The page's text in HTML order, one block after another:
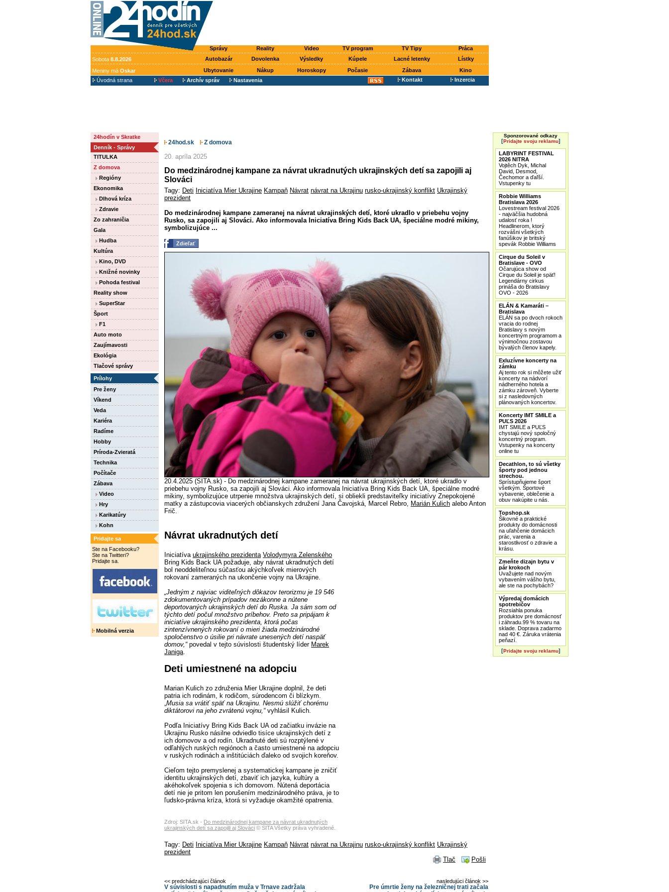
Správy Reality Video TV program TV Tipy
Práca
Sobota 8.8.2026 Autobazár Dovolenka Výsledky Kúpele Lacné letenky
Lístky
Meniny má Oskar Ubytovanie Nákup Horoskopy Počasie Zábava
Kino
Úvodná strana
Včera Archív správ Nastavenia Kontakt Inzercia
24hodín v Skratke
Denník - Správy
TITULKA
Z domova
Regióny
Ekonomika
Dlhová kríza
Zdravie
Zo zahraničia
Gala
Hudba
Kultúra
Kino, DVD
Knižné novinky
Pohoda festival
Reality show
SuperStar
Šport
F1
Auto moto
Zaujímavosti
Ekológia
Tlačové správy
Prílohy
Pre ženy
Víkend
Veda
Kariéra
Radíme
Hobby
Príroda-Zvieratá
Technika
Počítače
Zábava
Video
Hry
Karikatúry
Kohn
Pridajte sa
Ste na Facebooku?
Ste na Twitteri?
Pridajte sa.
Mobilná verzia
24hod.sk Z domova
20. apríla 2025
Do medzinárodnej kampane za návrat ukradnutých ukrajinských detí sa zapojili aj
Slováci
Tagy: Deti Iniciatíva Mier Ukrajine Kampaň Návrat návrat na Ukrajinu rusko-ukrajinský konflikt Ukrajinský
prezident
Do medzinárodnej kampane zameranej na návrat ukrajinských detí, ktoré ukradlo v priebehu vojny
Rusko, sa zapojili aj Slováci. Ako informovala Iniciatíva Bring Kids Back UA, špeciálne modré mikiny,
symbolizujúce ...
Zdieľať
20.4.2025 (SITA.sk) - Do medzinárodnej kampane zameranej na návrat ukrajinských detí, ktoré ukradlo v
priebehu vojny Rusko, sa zapojili aj Slováci. Ako informovala Iniciatíva Bring Kids Back UA, špeciálne modré
mikiny, symbolizujúce utrpenie množstva ukrajinských detí, si obliekli predstaviteľky iniciatívy Znepokojené
matky a zástupcovia viacerých občianskych združení Jana Čavojská, Marcel Rebro, Marián Kulich alebo Anton
Frič.
Návrat ukradnutých detí
Iniciatíva ukrajinského prezidenta Volodymyra Zelenského
Bring Kids Back UA požaduje, aby návrat ukradnutých detí
bol neoddeliteľnou súčasťou akýchkoľvek mierových
rokovaní zameraných na ukončenie vojny na Ukrajine.
„Jedným z najviac viditeľných dôkazov terorizmu je 19 546
zdokumentovaných prípadov nezákonne a nútene
deportovaných ukrajinských detí do Ruska. Ja sám som od
týchto detí počul množstvo príbehov. Preto sa pripájam k
iniciatíve ukrajinského prezidenta, ktorá počas
zintenzívnených rokovaní o mieri žiada medzinárodné
spoločenstvo o úsilie pri návrate unesených detí naspäť
domov,“povedal v tejto súvislosti študentský líder Marek
Janiga.
Deti umiestnené na adopciu
Marian Kulich zo združenia Mier Ukrajine doplnil, že deti
patria ich rodinám, k rodičom, súrodencom či blízkym.
„Musia sa vrátiť späť na Ukrajinu. Nesmú slúžiť chorému
diktátorovi na jeho zvrátenú vojnu,“vyhlásil Kulich.
Podľa Iniciatívy Bring Kids Back UA od začiatku invázie na
Ukrajinu Rusko násilne odviedlo tisíce ukrajinských detí z
ich domovov a od rodín. Ukradnuté deti sú rozptýlené v
odľahlých ruských regiónoch a často umiestnené na adopciu
v ruských rodinách a inštitúciách ďaleko od svojich koreňov.
Cieľom tejto premyslenej a systematickej kampane je zničiť
identitu ukrajinských detí, zbaviť ich jazyka, kultúry a
akéhokoľvek spojenia s ich domovom. Nútená deportácia
detí nie je pritom len porušením medzinárodného práva, je to
ľudsko-právna kríza, ktorá si vyžaduje okamžité opatrenia.
Zdroj: SITA.sk - Do medzinárodnej kampane za návrat ukradnutých
ukrajinských detí sa zapojili aj Slováci © SITA Všetky práva vyhradené.
Tagy: Deti Iniciatíva Mier Ukrajine Kampaň Návrat návrat na Ukrajinu rusko-ukrajinský konflikt Ukrajinský
prezident
Tlač
Pošli
nasledujúci článok >>
Pre úmrtie ženy na železničnej trati začala
<< predchádzajúci článok
V súvislosti s napadnutím muža v Trnave zadržala
Sponzorované odkazy
[Pridajte svoju reklamu]
LABYRINT FESTIVAL
2026 NITRA
Vojtěch Dyk, Michal
David, Desmod,
Čechomor a ďaľší.
Vstupenky tu
Robbie Williams
Bratislava 2026
Lovestream festival 2026
- najväčšia hudobná
udalosť roka !
Headlinerom, ktorý
rozvášni všetkých
fanúšikov je britský
spevák Robbie Williams
Cirque du Soleil v
Bratislave - OVO
Očarujúca show od
Cirque du Soleil je späť!
Legendárny cirkus
prináša do Bratislavy
OVO - 2026
ELÁN & Kamaráti –
Bratislava
ELÁN sa po dvoch rokoch
vracia do rodnej
Bratislavy s novým
koncertným programom a
výnimočnou zostavou
bývalých členov kapely.
Exluzívne koncerty na
zámku
Aj tento rok si môžete užiť
koncerty na nádvorí
nádherného hotela a
zámku zároveň. Vyberte
si z nasledovných
plánovaných koncertov.
Koncerty IMT SMILE a
PUĽS 2026
IMT SMILE a PUĽS
chystajú nový spoločný
koncertný program.
Vstupenky na koncerty
online tu
Decathlon, to sú všetky
športy pod jednou
strechou.
Sprístupňujeme šport
všetkým. Športové
vybavenie, oblečenie a
obuv nakúpite u nás.
Topshop.sk
Šikovné a praktické
produkty do domácnosti
na uľahčenie domácich
prác, varenia a
starostlivosť o zdravie a
krásu.
Zmeňte dizajn bytu v
pár krokoch
Uvažujete nad novým
vybavením vášho bytu,
ale ste na pochybách?
Výpredaj domácich
spotrebičov
Rozsiahla ponuka
produktov pre domácnosť
i záhradu.99 % tovaru na
sklade. Doprava zadarmo
nad 40 €. Záruka vrátenia
peňazí.
[Pridajte svoju reklamu]